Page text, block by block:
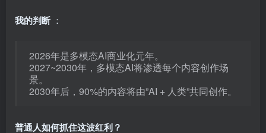
我的判断 ：
2026年是多模态AI商业化元年。
2027~2030年，多模态AI将渗透每个内容创作场
景。
2030年后，90%的内容将由”AI + 人类”共同创作。
普通人如何抓住这波红利？